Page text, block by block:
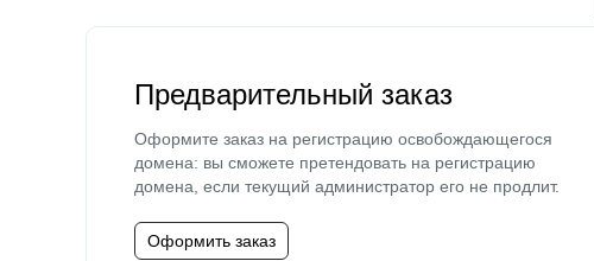
Предварительный заказ
Оформите заказ на регистрацию освобождающегося
домена: вы сможете претендовать на регистрацию
домена, если текущий администратор его не продлит.
Оформить заказ